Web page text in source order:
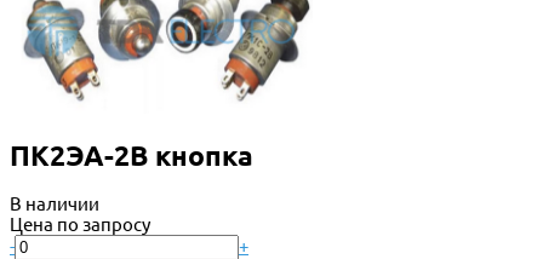
ПК2ЭА-2В кнопка
В наличии
Цена по запросу
-
+